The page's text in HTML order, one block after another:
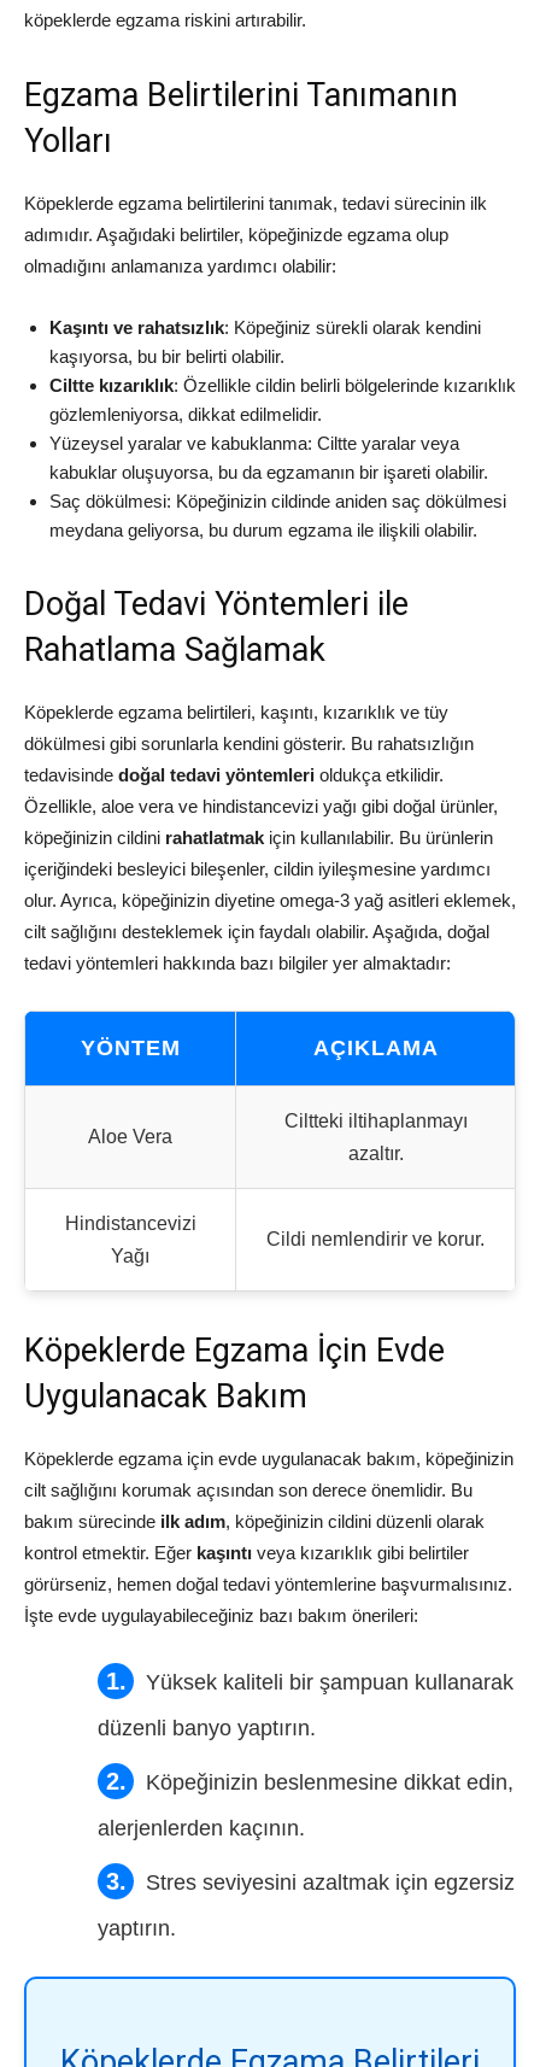
köpeklerde egzama riskini artırabilir.
Egzama Belirtilerini Tanımanın
Yolları
Köpeklerde egzama belirtilerini tanımak, tedavi sürecinin ilk
adımıdır. Aşağıdaki belirtiler, köpeğinizde egzama olup
olmadığını anlamanıza yardımcı olabilir:
Kaşıntı ve rahatsızlık: Köpeğiniz sürekli olarak kendini
kaşıyorsa, bu bir belirti olabilir.
Ciltte kızarıklık: Özellikle cildin belirli bölgelerinde kızarıklık
gözlemleniyorsa, dikkat edilmelidir.
Yüzeysel yaralar ve kabuklanma: Ciltte yaralar veya
kabuklar oluşuyorsa, bu da egzamanın bir işareti olabilir.
Saç dökülmesi: Köpeğinizin cildinde aniden saç dökülmesi
meydana geliyorsa, bu durum egzama ile ilişkili olabilir.
Doğal Tedavi Yöntemleri ile
Rahatlama Sağlamak
Köpeklerde egzama belirtileri, kaşıntı, kızarıklık ve tüy
dökülmesi gibi sorunlarla kendini gösterir. Bu rahatsızlığın
tedavisinde doğal tedavi yöntemleri oldukça etkilidir.
Özellikle, aloe vera ve hindistancevizi yağı gibi doğal ürünler,
köpeğinizin cildini rahatlatmak için kullanılabilir. Bu ürünlerin
içeriğindeki besleyici bileşenler, cildin iyileşmesine yardımcı
olur. Ayrıca, köpeğinizin diyetine omega-3 yağ asitleri eklemek,
cilt sağlığını desteklemek için faydalı olabilir. Aşağıda, doğal
tedavi yöntemleri hakkında bazı bilgiler yer almaktadır:
YÖNTEM AÇIKLAMA
Aloe Vera
Ciltteki iltihaplanmayı
azaltır.
Hindistancevizi
Yağı
Cildi nemlendirir ve korur.
Köpeklerde Egzama İçin Evde
Uygulanacak Bakım
Köpeklerde egzama için evde uygulanacak bakım, köpeğinizin
cilt sağlığını korumak açısından son derece önemlidir. Bu
bakım sürecinde ilk adım, köpeğinizin cildini düzenli olarak
kontrol etmektir. Eğer kaşıntı veya kızarıklık gibi belirtiler
görürseniz, hemen doğal tedavi yöntemlerine başvurmalısınız.
İşte evde uygulayabileceğiniz bazı bakım önerileri:
Yüksek kaliteli bir şampuan kullanarak
düzenli banyo yaptırın.
Köpeğinizin beslenmesine dikkat edin,
alerjenlerden kaçının.
Stres seviyesini azaltmak için egzersiz
yaptırın.